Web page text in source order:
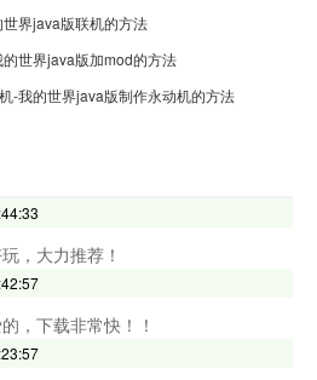
界java版联机的方法
世界java版加mod的方法
-我的世界java版制作永动机的方法
，大力推荐！
，下载非常快！！